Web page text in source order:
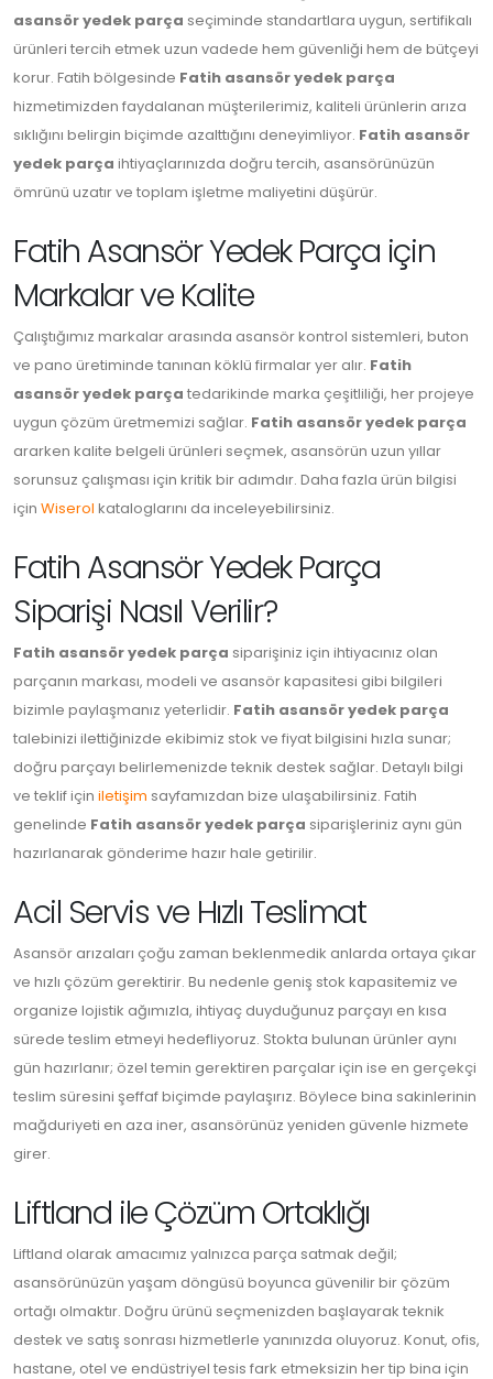
asansör yedek parça seçiminde standartlara uygun, sertifikalı
ürünleri tercih etmek uzun vadede hem güvenliği hem de bütçeyi
korur. Fatih bölgesinde Fatih asansör yedek parça
hizmetimizden faydalanan müşterilerimiz, kaliteli ürünlerin arıza
sıklığını belirgin biçimde azalttığını deneyimliyor. Fatih asansör
yedek parça ihtiyaçlarınızda doğru tercih, asansörünüzün
ömrünü uzatır ve toplam işletme maliyetini düşürür.
Fatih Asansör Yedek Parça için
Markalar ve Kalite
Çalıştığımız markalar arasında asansör kontrol sistemleri, buton
ve pano üretiminde tanınan köklü firmalar yer alır. Fatih
asansör yedek parça tedarikinde marka çeşitliliği, her projeye
uygun çözüm üretmemizi sağlar. Fatih asansör yedek parça
ararken kalite belgeli ürünleri seçmek, asansörün uzun yıllar
sorunsuz çalışması için kritik bir adımdır. Daha fazla ürün bilgisi
için Wiserol kataloglarını da inceleyebilirsiniz.
Fatih Asansör Yedek Parça
Siparişi Nasıl Verilir?
Fatih asansör yedek parça siparişiniz için ihtiyacınız olan
parçanın markası, modeli ve asansör kapasitesi gibi bilgileri
bizimle paylaşmanız yeterlidir. Fatih asansör yedek parça
talebinizi ilettiğinizde ekibimiz stok ve fiyat bilgisini hızla sunar;
doğru parçayı belirlemenizde teknik destek sağlar. Detaylı bilgi
ve teklif için iletişim sayfamızdan bize ulaşabilirsiniz. Fatih
genelinde Fatih asansör yedek parça siparişleriniz aynı gün
hazırlanarak gönderime hazır hale getirilir.
Acil Servis ve Hızlı Teslimat
Asansör arızaları çoğu zaman beklenmedik anlarda ortaya çıkar
ve hızlı çözüm gerektirir. Bu nedenle geniş stok kapasitemiz ve
organize lojistik ağımızla, ihtiyaç duyduğunuz parçayı en kısa
sürede teslim etmeyi hedefliyoruz. Stokta bulunan ürünler aynı
gün hazırlanır; özel temin gerektiren parçalar için ise en gerçekçi
teslim süresini şeffaf biçimde paylaşırız. Böylece bina sakinlerinin
mağduriyeti en aza iner, asansörünüz yeniden güvenle hizmete
girer.
Liftland ile Çözüm Ortaklığı
Liftland olarak amacımız yalnızca parça satmak değil;
asansörünüzün yaşam döngüsü boyunca güvenilir bir çözüm
ortağı olmaktır. Doğru ürünü seçmenizden başlayarak teknik
destek ve satış sonrası hizmetlerle yanınızda oluyoruz. Konut, ofis,
hastane, otel ve endüstriyel tesis fark etmeksizin her tip bina için